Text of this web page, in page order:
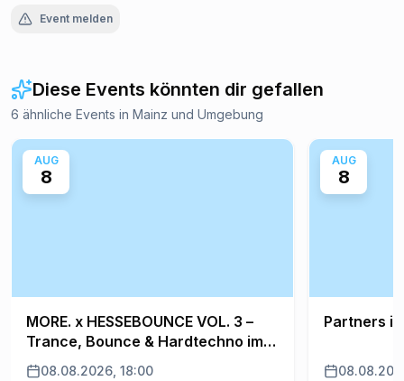
Event melden
Diese Events könnten dir gefallen
6 ähnliche Events in Mainz und Umgebung
AUG
8
MORE. x HESSEBOUNCE VOL. 3 –
Trance, Bounce & Hardtechno im
Roof Club Mainz
08.08.2026, 18:00
AUG
8
Partners